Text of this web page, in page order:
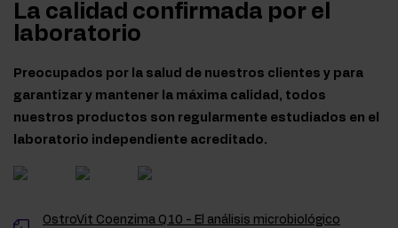
La calidad confirmada por el
laboratorio
Preocupados por la salud de nuestros clientes y para
garantizar y mantener la máxima calidad, todos
nuestros productos son regularmente estudiados en el
laboratorio independiente acreditado.
OstroVit Coenzima Q10 - El análisis microbiológico